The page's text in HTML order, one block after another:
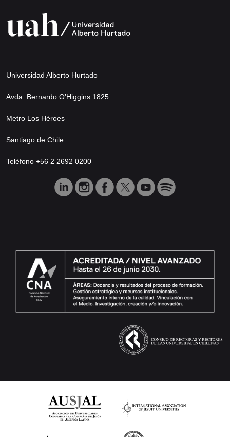
Universidad Alberto Hurtado
Avda. Bernardo O’Higgins 1825
Metro Los Héroes
Santiago de Chile
Teléfono +56 2 2692 0200